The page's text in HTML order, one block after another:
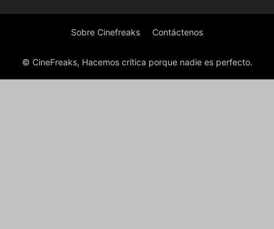
Sobre Cinefreaks Contáctenos
© CineFreaks, Hacemos crítica porque nadie es perfecto.